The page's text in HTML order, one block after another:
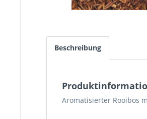
Beschreibung
Aromatisierter Rooibos